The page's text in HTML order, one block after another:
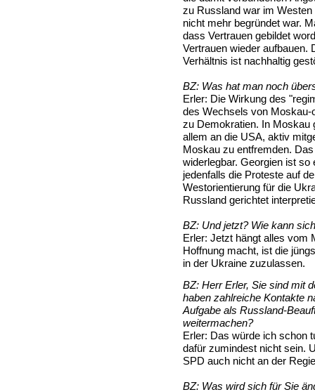
zu Russland war im
nicht mehr begründet war.
dass Vertrauen gebildet
Vertrauen wieder aufbauen.
Verhältnis ist nachhaltig
BZ: Was hat man noch
Erler: Die Wirkung des
des Wechsels von Moskau-
zu Demokratien. In Moskau
allem an die USA, aktiv
Moskau zu entfremden.
widerlegbar. Georgien ist so
jedenfalls die Proteste auf
Westorientierung für die
Russland gerichtet
BZ: Und jetzt? Wie kann
Erler: Jetzt hängt alles vom
Hoffnung macht, ist die
in der Ukraine zuzulassen.
BZ: Herr Erler, Sie sind mit
haben zahlreiche Kontakte
Aufgabe als Russland-
weitermachen?
Erler: Das würde ich schon
dafür zumindest nicht sein.
SPD auch nicht an der
BZ: Was wird sich für Sie